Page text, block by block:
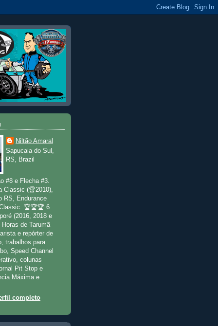
Niltão Amaral
Sapucaia do Sul,
RS, Brazil
#8 e Flecha #3.
Classic (🏆2010),
RS, Endurance
🏆🏆🏆 6
(2016, 2018 e
de Tarumã
e repórter de
trabalhos para
Speed Channel
colunas
Pit Stop e
Máxima e
completo